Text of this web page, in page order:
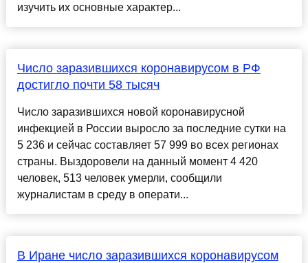
изучить их основные характер...
Число заразившихся коронавирусом в РФ
достигло почти 58 тысяч
Число заразившихся новой коронавирусной
инфекцией в России выросло за последние сутки на
5 236 и сейчас составляет 57 999 во всех регионах
страны. Выздоровели на данный момент 4 420
человек, 513 человек умерли, сообщили
журналистам в среду в операти...
В Иране число заразившихся коронавирусом